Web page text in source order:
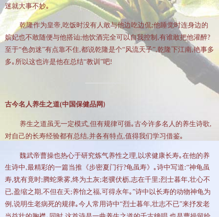
迷就大事不妙｡
乾隆作为皇帝 吃饭时没有人敢与他边吃边侃;他睡觉时连身边的
嫔妃也不敢随便与他搭讪;他饮酒完全可以自我控制 ,有谁敢把他灌醉?
至于“色勿迷”有点靠不住,都说乾隆是个“风流天子”,乾隆下江南,艳事多
多｡所以这也许是他在总结“教训”吧!
古今名人养生之道(中国保健品网 )
养生之道虽无一定模式 但有规律可循｡古今许多名人的养生诗歌,
对自己的长寿经验都有总结,并各有特点,值得我们学习借鉴｡
魏武帝曹操也热心于研究炼气养性之理 以求健康长寿｡在他的养
生诗中 ,最精彩的一篇当推《步密夏门行?龟虽寿》｡诗中写道:“神龟虽
寿,犹有竟时; 腾蛇乘雾,终为土灰;老骥伏枥,志在千里 ;烈士暮年,壮心不
已,盈缩之期 ,不但在天;养怡之福,可得永年｡”诗中以长寿的动物神龟为
例 ,说明生老病死的规律｡今人常用诗中“烈士暮年,壮志不已”来抒发老